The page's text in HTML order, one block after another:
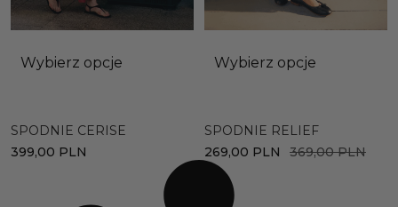
Wybierz opcje
SPODNIE CERISE
399,00 PLN
Wybierz opcje
SPODNIE RELIEF
369,00PLN
269,00 PLN